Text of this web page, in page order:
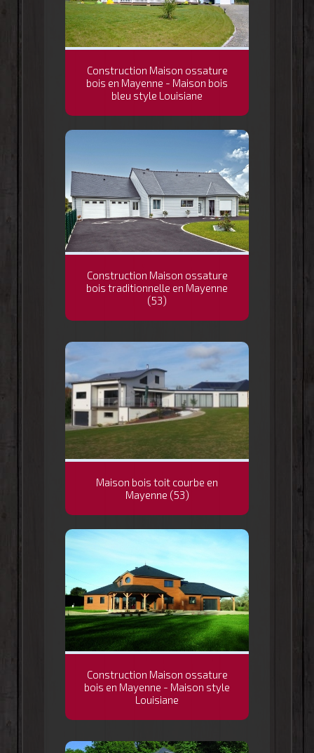
Construction Maison ossature
bois en Mayenne - Maison bois
bleu style Louisiane
Construction Maison ossature
bois traditionnelle en Mayenne
(53)
Maison bois toit courbe en
Mayenne (53)
Construction Maison ossature
bois en Mayenne - Maison style
Louisiane